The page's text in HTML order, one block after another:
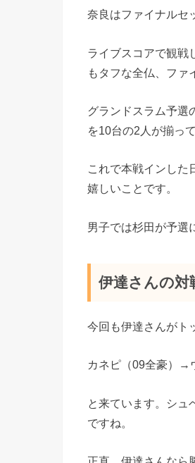
奈良はファイナルセ
ライブスコアで観戦
もタフな全仏、ファ
グランドスラム予選
を10台の2人が揃っ
これで本戦インした
嬉しいことです。
男子では杉田が予選
伊達さんの対
今回も伊達さんがト
カネピ（09全豪）→
と来ています。シュ
ですね。